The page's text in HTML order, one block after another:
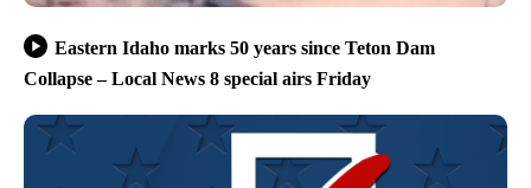
Eastern Idaho marks 50 years since Teton Dam
Collapse – Local News 8 special airs Friday